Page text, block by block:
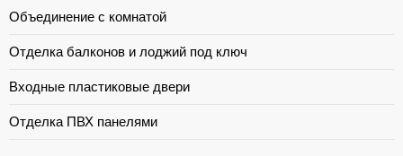
Объединение с комнатой
Отделка балконов и лоджий под ключ
Входные пластиковые двери
Отделка ПВХ панелями